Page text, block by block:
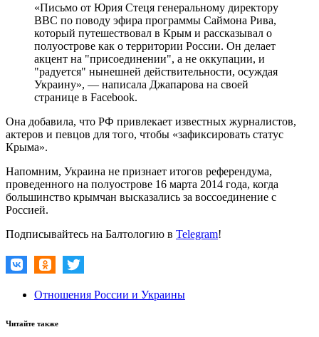
«Письмо от Юрия Стеця генеральному директору
BBC по поводу эфира программы Саймона Рива,
который путешествовал в Крым и рассказывал о
полуострове как о территории России. Он делает
акцент на "присоединении", а не оккупации, и
"радуется" нынешней действительности, осуждая
Украину», — написала Джапарова на своей
странице в Facebook.
Она добавила, что РФ привлекает известных журналистов,
актеров и певцов для того, чтобы «зафиксировать статус
Крыма».
Напомним, Украина не признает итогов референдума,
проведенного на полуострове 16 марта 2014 года, когда
большинство крымчан высказались за воссоединение с
Россией.
Подписывайтесь на Балтологию в Telegram!
Отношения России и Украины
Читайте также